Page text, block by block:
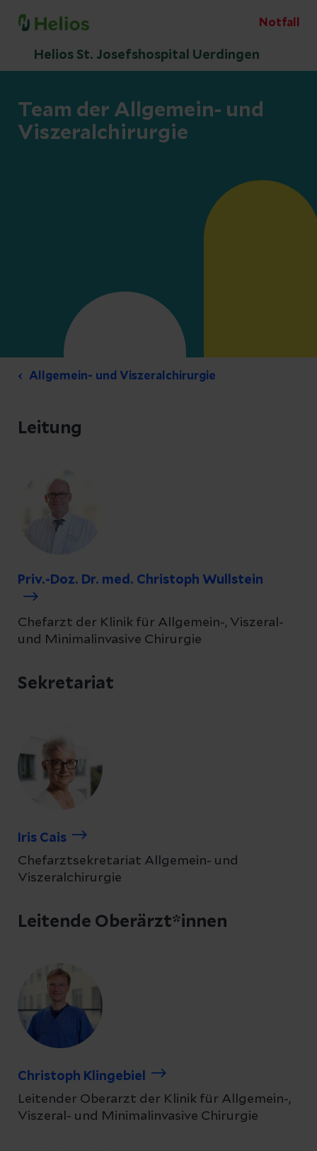
Notfall
Helios St. Josefshospital Uerdingen
Team der Allgemein- und
Viszeralchirurgie
Allgemein- und Viszeralchirurgie
Leitung
Priv.-Doz. Dr. med. Christoph Wullstein
Chefarzt der Klinik für Allgemein-, Viszeral-
und Minimalinvasive Chirurgie
Sekretariat
Iris Cais
Chefarztsekretariat Allgemein- und
Viszeralchirurgie
Leitende Oberärzt*innen
Christoph Klingebiel
Leitender Oberarzt der Klinik für Allgemein-,
Viszeral- und Minimalinvasive Chirurgie